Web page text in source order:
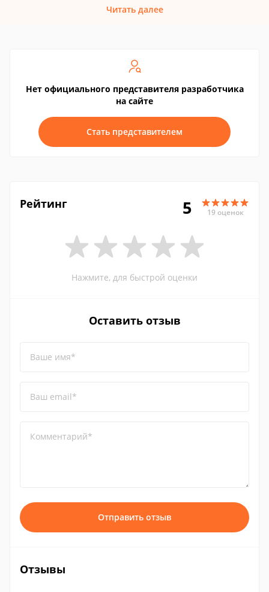
Читать далее
Нет официального представителя разработчика
на сайте
Стать представителем
Рейтинг 5 19 оценок
Нажмите, для быстрой оценки
Оставить отзыв
Ваше имя*
Ваш email*
Комментарий*
Отправить отзыв
Отзывы